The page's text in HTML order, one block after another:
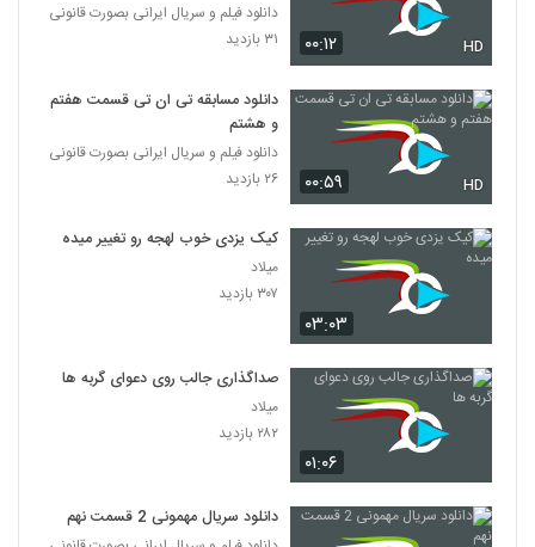
۰۰:۱۲ HD
دانلود فیلم و سریال ایرانی بصورت قانونی
۳۱ بازدید
۰۰:۵۹ HD
دانلود مسابقه تی ان تی قسمت هفتم
و هشتم
دانلود فیلم و سریال ایرانی بصورت قانونی
۲۶ بازدید
۰۳:۰۳
کیک یزدی خوب لهجه رو تغییر میده
میلاد
۳۰۷ بازدید
۰۱:۰۶
صداگذاری جالب روی دعوای گربه ها
میلاد
۲۸۲ بازدید
دانلود سریال مهمونی 2 قسمت نهم